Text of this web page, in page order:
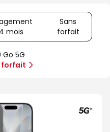
mois
Offre
spéciale
Illimité
Sans
forfait
Sans
5G
forfait